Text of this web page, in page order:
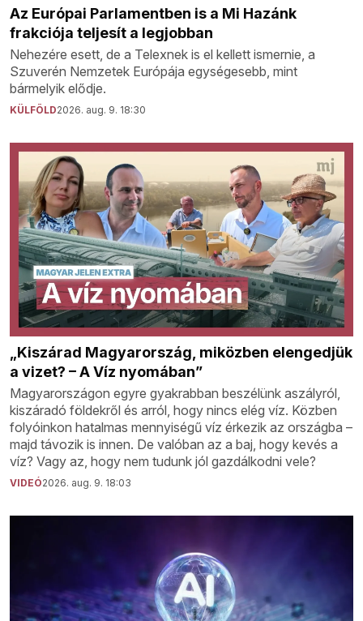
Az Európai Parlamentben is a Mi Hazánk
frakciója teljesít a legjobban
Nehezére esett, de a Telexnek is el kellett ismernie, a
Szuverén Nemzetek Európája egységesebb, mint
bármelyik elődje.
KÜLFÖLD2026. aug. 9. 18:30
„Kiszárad Magyarország, miközben elengedjük
a vizet? – A Víz nyomában”
Magyarországon egyre gyakrabban beszélünk aszályról,
kiszáradó földekről és arról, hogy nincs elég víz. Közben
folyóinkon hatalmas mennyiségű víz érkezik az országba –
majd távozik is innen. De valóban az a baj, hogy kevés a
víz? Vagy az, hogy nem tudunk jól gazdálkodni vele?
VIDEÓ2026. aug. 9. 18:03